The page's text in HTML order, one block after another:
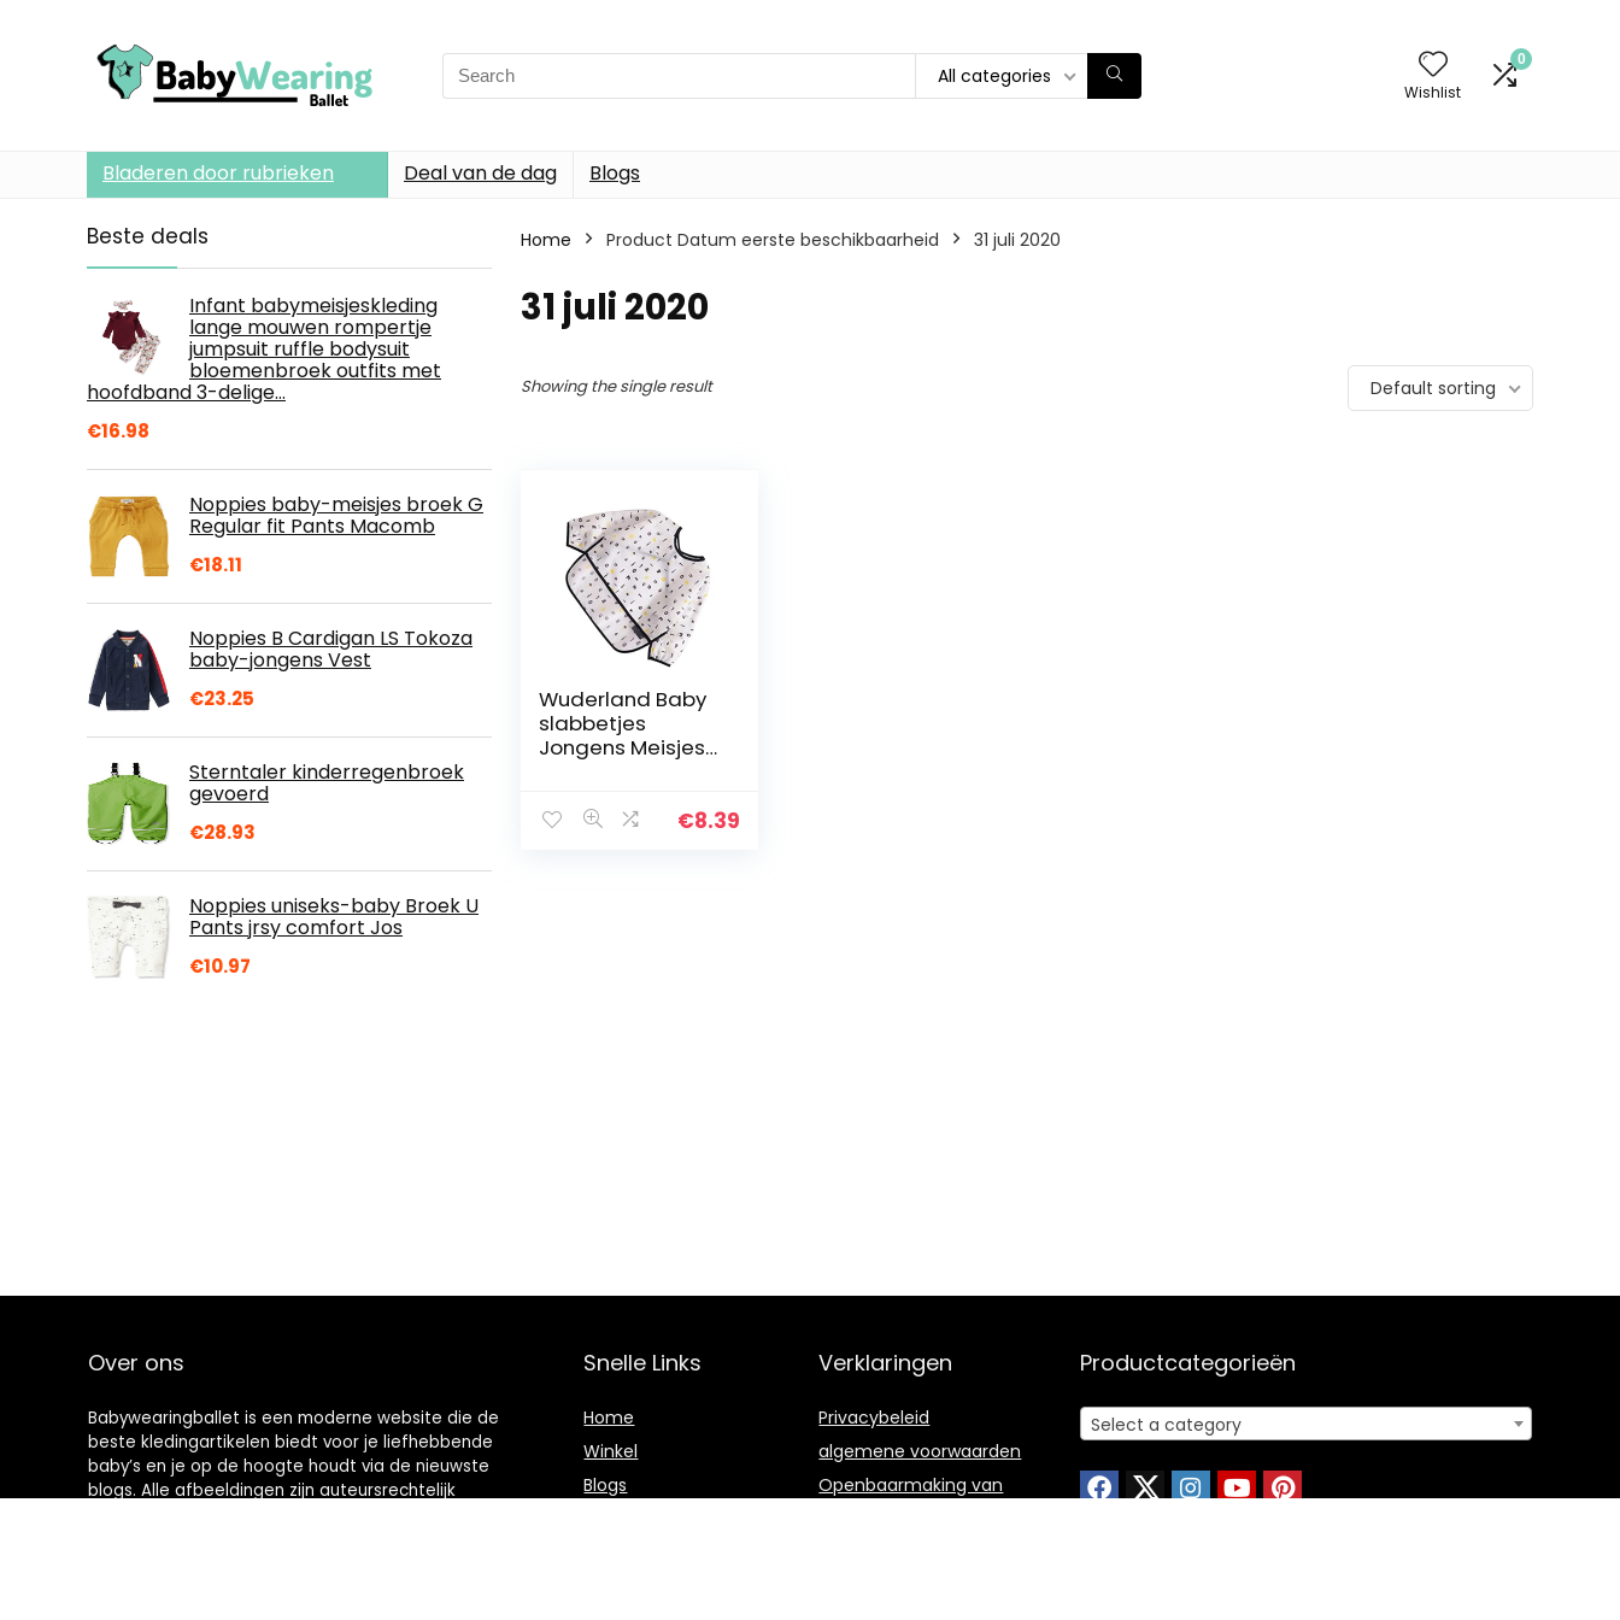
Search
for:
All categories
Wishlist
0
Bladeren door rubrieken Deal van de dag Blogs
Beste deals
Infant babymeisjeskleding
lange mouwen rompertje
jumpsuit ruffle bodysuit
bloemenbroek outfits met
hoofdband 3-delige…
€16.98
Noppies baby-meisjes broek G
Regular fit Pants Macomb
€18.11
Noppies B Cardigan LS Tokoza
baby-jongens Vest
€23.25
Sterntaler kinderregenbroek
gevoerd
€28.93
Noppies uniseks-baby Broek U
Pants jrsy comfort Jos
€10.97
Home Product Datum eerste beschikbaarheid 31 juli 2020
31 juli 2020
Showing the single result Default sorting
Wuderland Baby
slabbetjes
Jongens Meisjes
waterdicht lange
€8.39
Over ons
Babywearingballet is een moderne website die de
beste kledingartikelen biedt voor je liefhebbende
baby’s en je op de hoogte houdt via de nieuwste
blogs. Alle afbeeldingen zijn auteursrechtelijk
Snelle Links
Home
Winkel
Blogs
Verklaringen
Privacybeleid
algemene voorwaarden
Openbaarmaking van
Productcategorieën
Select a category